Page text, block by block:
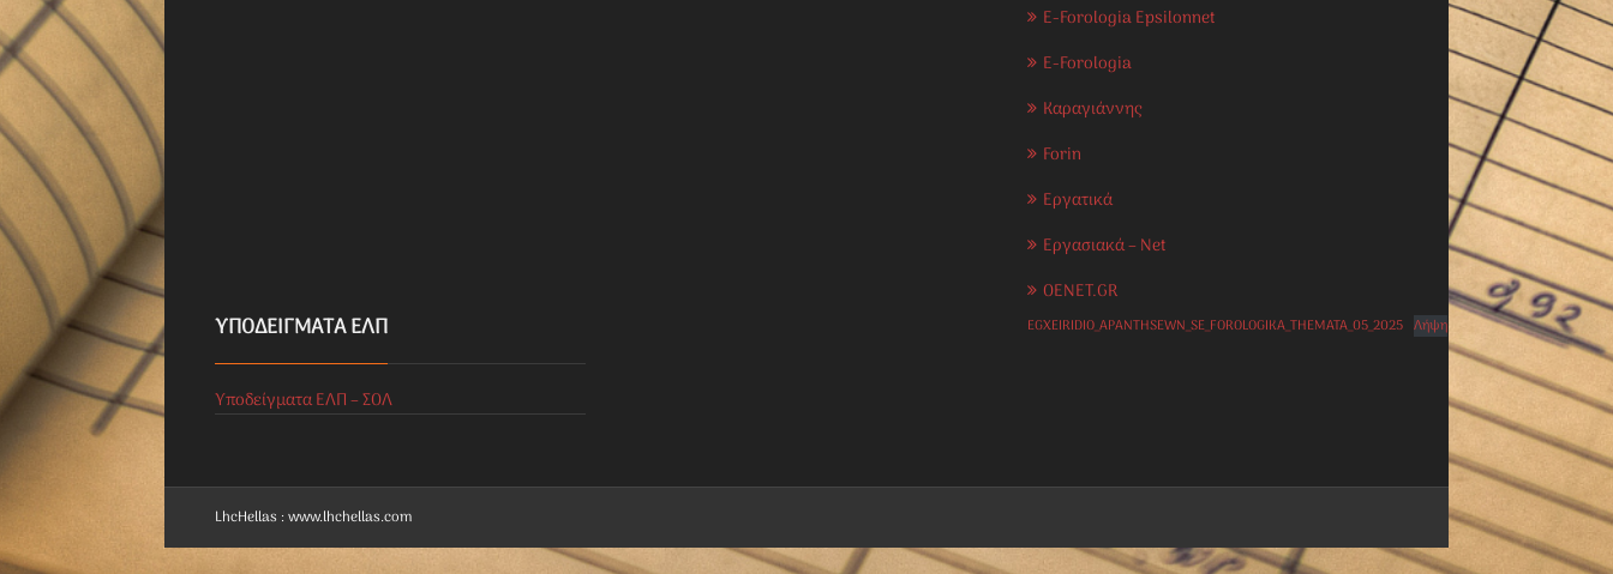
E-Forologia Epsilonnet
E-Forologia
Καραγιάννης
Forin
Εργατικά
Εργασιακά – Net
OENET.GR
ΥΠΟΔΕΊΓΜΑΤΑ ΕΛΠ
Υποδείγματα ΕΛΠ – ΣΟΛ
EGXEIRIDIO_APANTHSEWN_SE_FOROLOGIKA_THEMATA_05_2025 Λήψη
LhcHellas : www.lhchellas.com